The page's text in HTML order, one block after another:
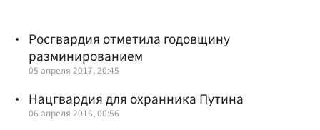
Росгвардия отметила годовщину
разминированием
05 апреля 2017, 20:45
Нацгвардия для охранника Путина
06 апреля 2016, 00:56